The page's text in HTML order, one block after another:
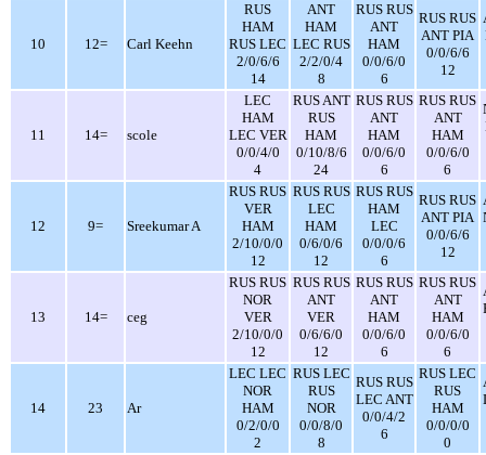
10 12= Carl Keehn
RUS
HAM
RUS LEC
2/0/6/6
14
ANT
HAM
LEC RUS
2/2/0/4
8
RUS RUS
ANT
HAM
0/0/6/0
6
RUS RUS
ANT PIA
0/0/6/6
12
11 14= scole
LEC
HAM
LEC VER
0/0/4/0
4
RUS ANT
RUS
HAM
0/10/8/6
24
RUS RUS
ANT
HAM
0/0/6/0
6
RUS RUS
ANT
HAM
0/0/6/0
6
12 9= Sreekumar A
RUS RUS
VER
HAM
2/10/0/0
12
RUS RUS
LEC
HAM
0/6/0/6
12
RUS RUS
HAM
LEC
0/0/0/6
6
RUS RUS
ANT PIA
0/0/6/6
12
13 14= ceg
RUS RUS
NOR
VER
2/10/0/0
12
RUS RUS
ANT
VER
0/6/6/0
12
RUS RUS
ANT
HAM
0/0/6/0
6
RUS RUS
ANT
HAM
0/0/6/0
6
14 23 Ar
LEC LEC
NOR
HAM
0/2/0/0
2
RUS LEC
RUS
NOR
0/0/8/0
8
RUS RUS
LEC ANT
0/0/4/2
6
RUS LEC
RUS
HAM
0/0/0/0
0